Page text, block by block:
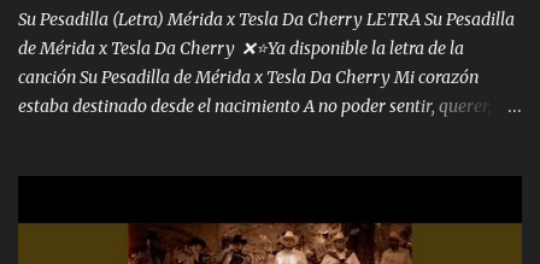
las risas las que me miran hay gente corriente no quieren ve...
Su Pesadilla (Letra) Mérida x Tesla Da Cherry LETRA Su Pesadilla
de Mérida x Tesla Da Cherry ❌⭐Ya disponible la letra de la
canción Su Pesadilla de Mérida x Tesla Da Cherry Mi corazón
estaba destinado desde el nacimiento A no poder sentir, querer,
algunas que no lo entiendan Porque ahora soy su pesadilla, lo sé
Soy yo la octava maravilla, no lo niegues Tengo de rodillas a otras